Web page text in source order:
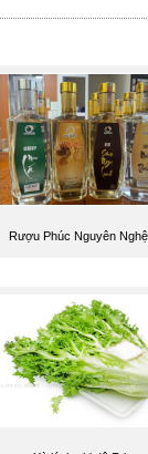
Rượu Phúc Nguyên